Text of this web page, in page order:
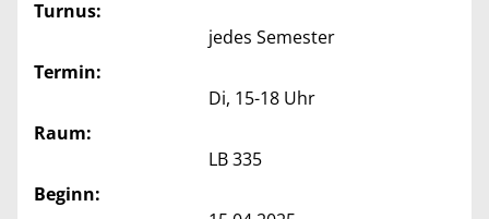
Turnus:
jedes Semester
Termin:
Di, 15-18 Uhr
Raum:
LB 335
Beginn: